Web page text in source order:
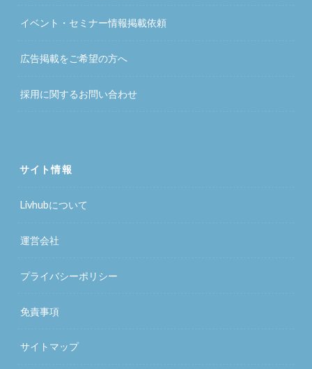
イベント・セミナー情報掲載依頼
広告掲載をご希望の方へ
採用に関するお問い合わせ
サイト情報
Livhubについて
運営会社
プライバシーポリシー
免責事項
サイトマップ